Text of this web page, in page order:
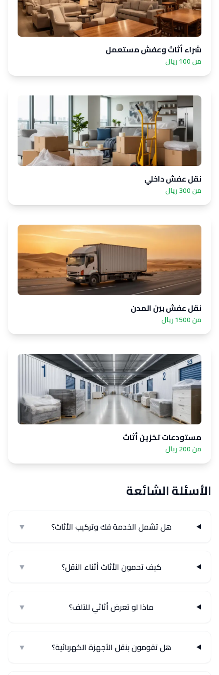
شراء أثاث وعفش مستعمل
من 100 ريال
نقل عفش داخلي
من 300 ريال
نقل عفش بين المدن
من 1500 ريال
مستودعات تخزين أثاث
من 200 ريال
الأسئلة الشائعة
هل تشمل الخدمة فك وتركيب الأثاث؟ ▼
كيف تحمون الأثاث أثناء النقل؟ ▼
ماذا لو تعرض أثاثي للتلف؟ ▼
هل تقومون بنقل الأجهزة الكهربائية؟ ▼